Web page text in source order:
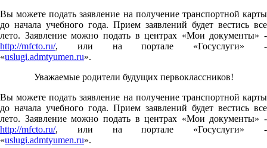
Вы можете подать заявление на получение транспортной карты
до начала учебного года. Прием заявлений будет вестись все
лето. Заявление можно подать в центрах «Мои документы» -
http://mfcto.ru/, или на портале «Госуслуги» -
«uslugi.admtyumen.ru».
Уважаемые родители будущих первоклассников!
Вы можете подать заявление на получение транспортной карты
до начала учебного года. Прием заявлений будет вестись все
лето. Заявление можно подать в центрах «Мои документы» -
http://mfcto.ru/, или на портале «Госуслуги» -
«uslugi.admtyumen.ru».